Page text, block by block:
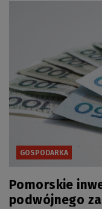
GOSPODARKA
Pomorskie
podwójnego